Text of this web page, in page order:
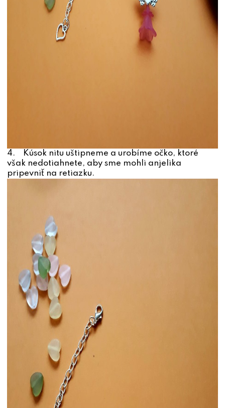
4. Kúsok nitu uštipneme a urobíme očko, ktoré
však nedotiahnete, aby sme mohli anjelika
pripevniť na retiazku.